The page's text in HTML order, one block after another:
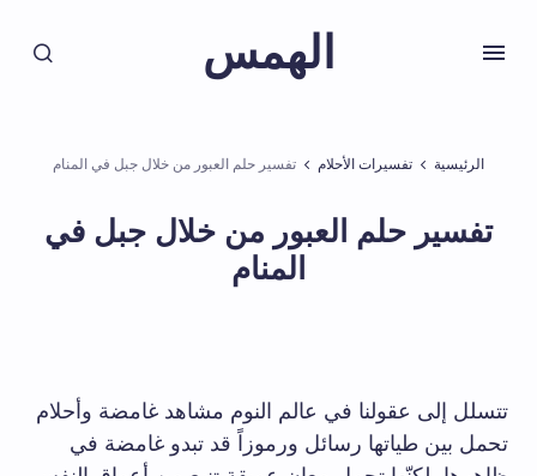
الهمس
الرئيسية تفسيرات الأحلام تفسير حلم العبور من خلال جبل في المنام
تفسير حلم العبور من خلال جبل في
المنام
تتسلل إلى عقولنا في عالم النوم مشاهد غامضة وأحلام
تحمل بين طياتها رسائل ورموزاً قد تبدو غامضة في